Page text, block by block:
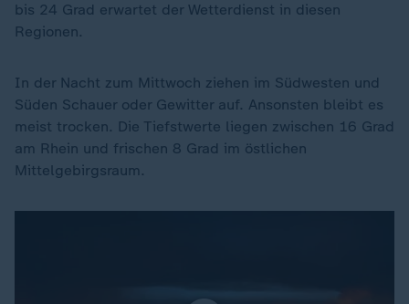
bis 24 Grad erwartet der Wetterdienst in diesen
Regionen.
In der Nacht zum Mittwoch ziehen im Südwesten und
Süden Schauer oder Gewitter auf. Ansonsten bleibt es
meist trocken. Die Tiefstwerte liegen zwischen 16 Grad
am Rhein und frischen 8 Grad im östlichen
Mittelgebirgsraum.